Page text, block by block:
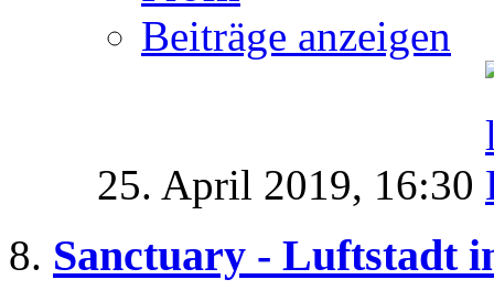
Beiträge anzeigen
25. April 2019, 16:30
Sanctuary - Luftstadt